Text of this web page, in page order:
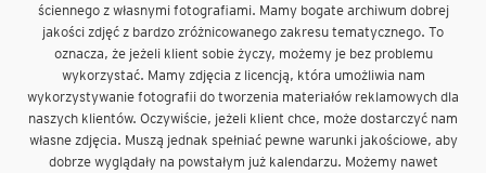
ściennego z własnymi fotografiami. Mamy bogate archiwum dobrej
jakości zdjęć z bardzo zróżnicowanego zakresu tematycznego. To
oznacza, że jeżeli klient sobie życzy, możemy je bez problemu
wykorzystać. Mamy zdjęcia z licencją, która umożliwia nam
wykorzystywanie fotografii do tworzenia materiałów reklamowych dla
naszych klientów. Oczywiście, jeżeli klient chce, może dostarczyć nam
własne zdjęcia. Muszą jednak spełniać pewne warunki jakościowe, aby
dobrze wyglądały na powstałym już kalendarzu. Możemy nawet